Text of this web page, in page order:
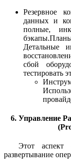
Резервное
данных и
полные,
Детальные
сбой
тестировать
6. Управление
Этот аспект
развертывание